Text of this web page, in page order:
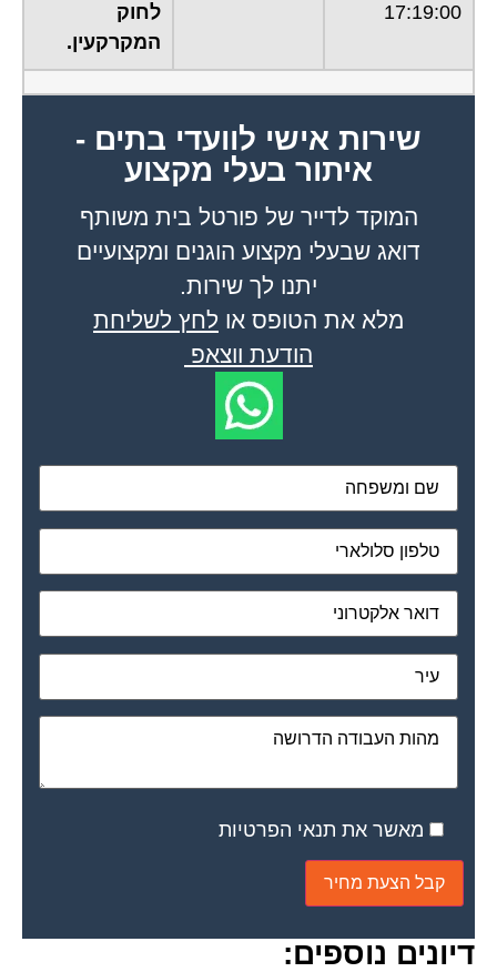
המקרקעין.
איתור בעלי מקצוע
המוקד לדייר של פורטל בית משותף
דואג שבעלי מקצוע הוגנים ומקצועיים
יתנו לך שירות.
מלא את הטופס אולחץ לשליחת
הודעת ווצאפ